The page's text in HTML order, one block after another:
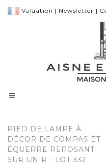
Valuation | Newsletter |
PIED DE LAMPE À
DÉCOR DE COMPAS ET
ÉQUERRE REPOSANT
SUR UN R - LOT 332